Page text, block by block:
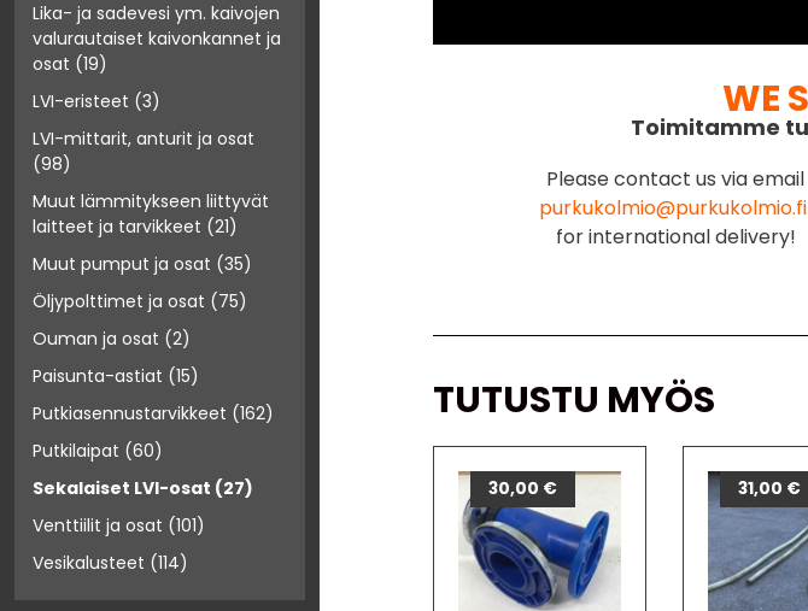
Lika- ja sadevesi ym. kaivojen
valurautaiset kaivonkannet ja
osat (19)
LVI-eristeet (3)
LVI-mittarit, anturit ja osat
(98)
Muut lämmitykseen liittyvät
laitteet ja tarvikkeet (21)
Muut pumput ja osat (35)
Öljypolttimet ja osat (75)
Ouman ja osat (2)
Paisunta-astiat (15)
Putkiasennustarvikkeet (162)
Putkilaipat (60)
Sekalaiset LVI-osat (27)
Venttiilit ja osat (101)
Vesikalusteet (114)
WE
Toimitamme
Please contact us via email
purkukolmio@purkukolmio.fi
for international delivery!
TUTUSTU MYÖS
30,00 € 22,00€
31,00 €